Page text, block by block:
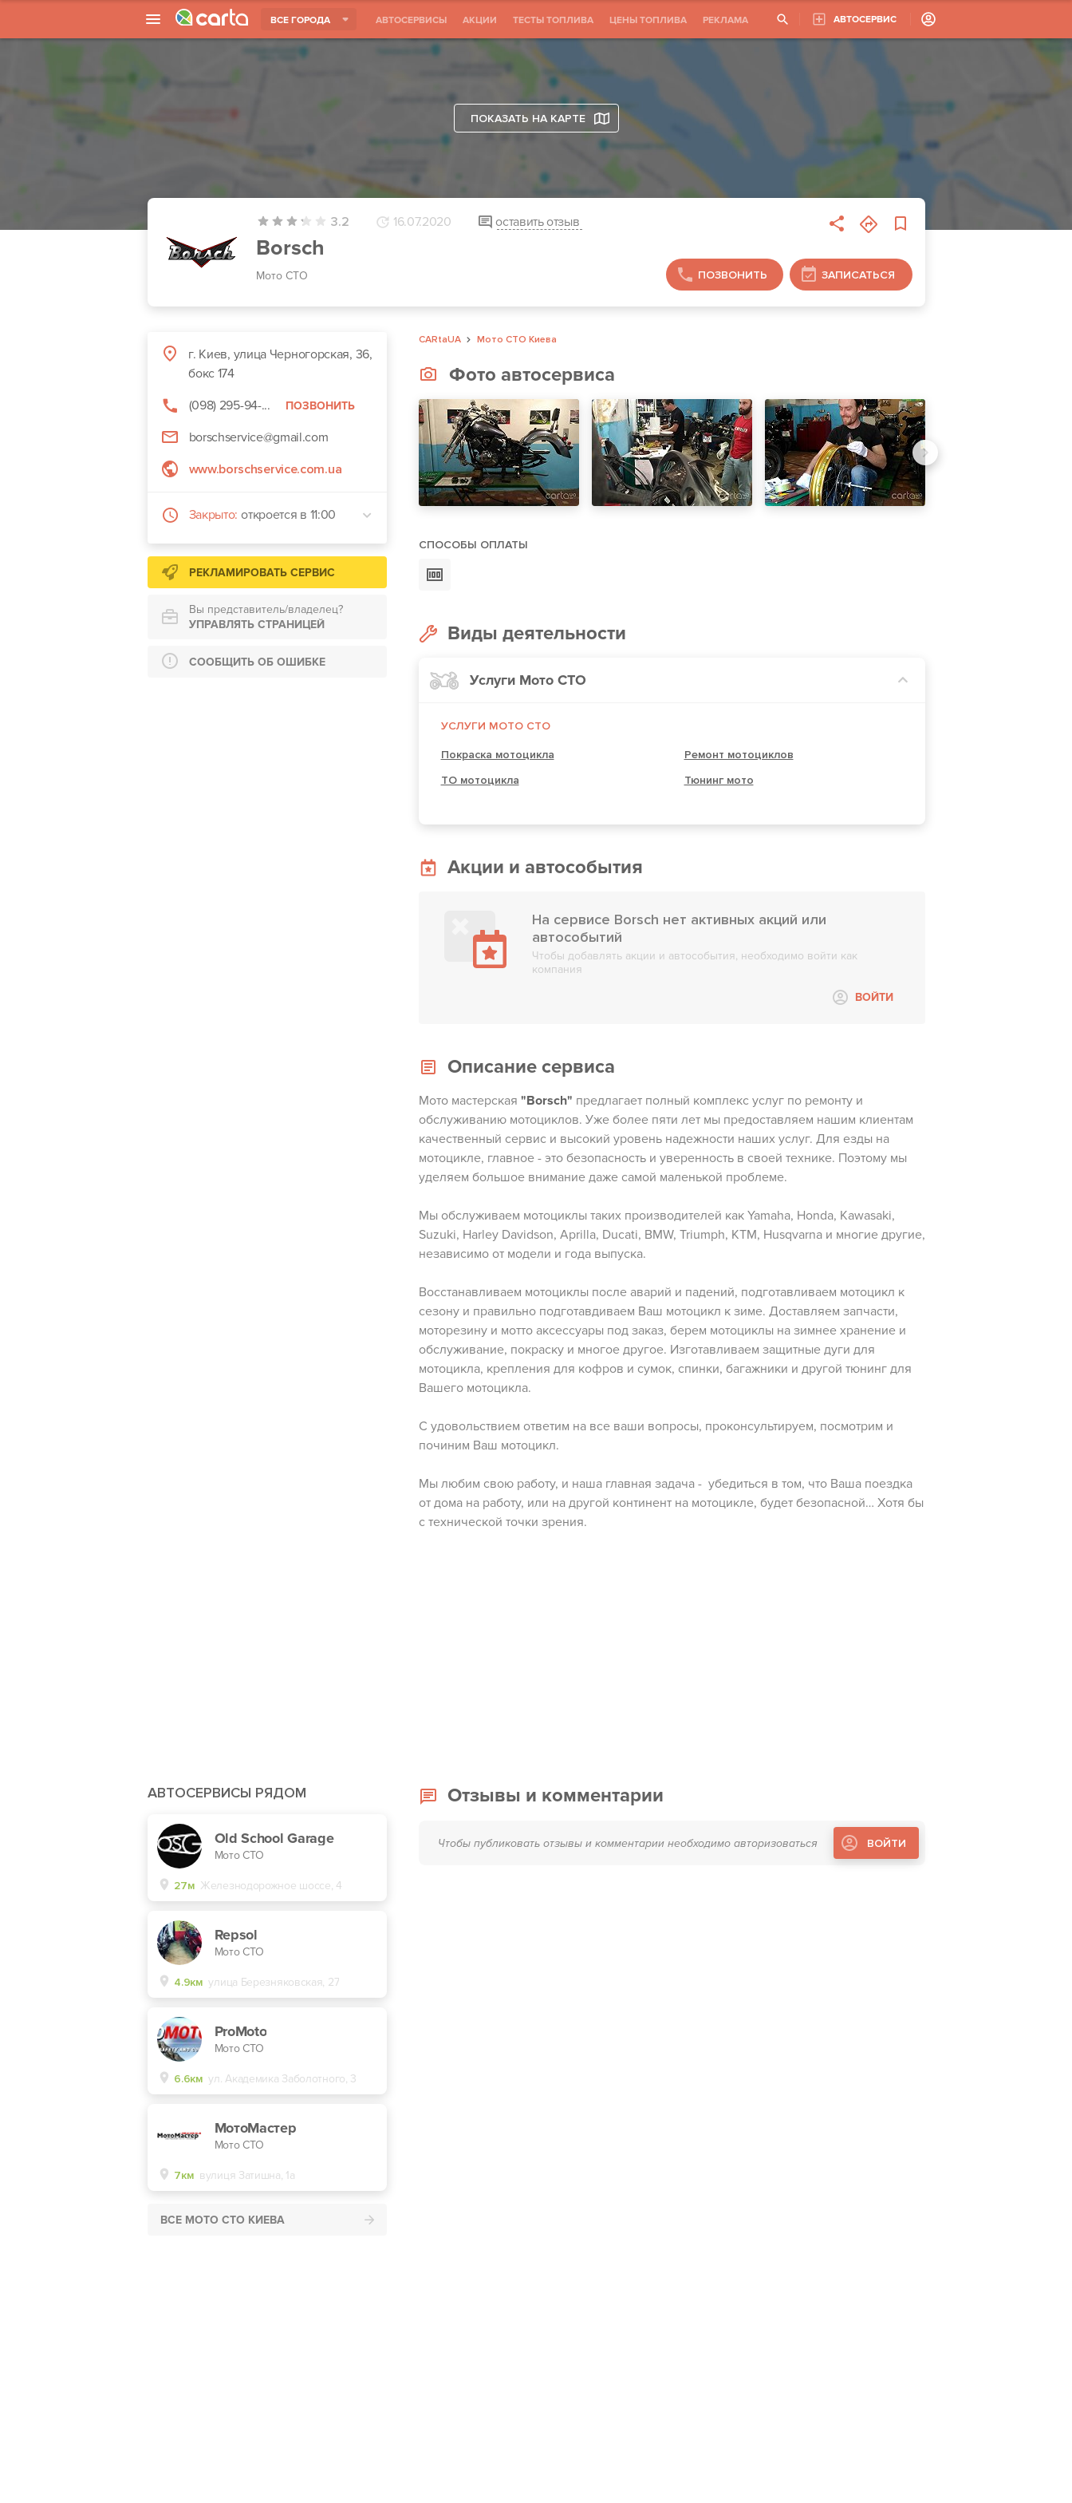
ВСЕ ГОРОДА АВТОСЕРВИСЫ АКЦИИ ТЕСТЫ ТОПЛИВА ЦЕНЫ ТОПЛИВА РЕКЛАМА АВТОСЕРВИС
ПОКАЗАТЬ НА КАРТЕ
3.2 16.07.2020 оставить отзыв
Borsch
Мото СТО ПОЗВОНИТЬ ЗАПИСАТЬСЯ
г. Киев, улица Черногорская, 36,
бокс 174
(098) 295-94-...
ПОЗВОНИТЬ
borschservice@gmail.com
www.borschservice.com.ua
Закрыто: откроется в 11:00
РЕКЛАМИРОВАТЬ СЕРВИС
Вы представитель/владелец?
УПРАВЛЯТЬ СТРАНИЦЕЙ
СООБЩИТЬ ОБ ОШИБКЕ
CARtaUA Мото СТО Киева
Фото автосервиса
СПОСОБЫ ОПЛАТЫ
Виды деятельности
Услуги Мото СТО
УСЛУГИ МОТО СТО
Покраска мотоцикла
Ремонт мотоциклов
ТО мотоцикла
Тюнинг мото
Акции и автособытия
На сервисе Borsch нет активных акций или
автособытий
Чтобы добавлять акции и автособытия, необходимо войти как
компания
ВОЙТИ
Описание сервиса
Мото мастерская "Borsch" предлагает полный комплекс услуг по ремонту и
обслуживанию мотоциклов. Уже более пяти лет мы предоставляем нашим клиентам
качественный сервис и высокий уровень надежности наших услуг. Для езды на
мотоцикле, главное - это безопасность и уверенность в своей технике. Поэтому мы
уделяем большое внимание даже самой маленькой проблеме.
Мы обслуживаем мотоциклы таких производителей как Yamaha, Honda, Kawasaki,
Suzuki, Harley Davidson, Aprilla, Ducati, BMW, Triumph, KTM, Husqvarna и многие другие,
независимо от модели и года выпуска.
Восстанавливаем мотоциклы после аварий и падений, подготавливаем мотоцикл к
сезону и правильно подготавдиваем Ваш мотоцикл к зиме. Доставляем запчасти,
моторезину и мотто аксессуары под заказ, берем мотоциклы на зимнее хранение и
обслуживание, покраску и многое другое. Изготавливаем защитные дуги для
мотоцикла, крепления для кофров и сумок, спинки, багажники и другой тюнинг для
Вашего мотоцикла.
С удовольствием ответим на все ваши вопросы, проконсультируем, посмотрим и
починим Ваш мотоцикл.
Мы любим свою работу, и наша главная задача - убедиться в том, что Ваша поездка
от дома на работу, или на другой континент на мотоцикле, будет безопасной… Хотя бы
с технической точки зрения.
АВТОСЕРВИСЫ РЯДОМ
Old School Garage
Мото СТО
27м Железнодорожное шоссе, 4
Repsol
Мото СТО
4.9км улица Березняковская, 27
ProMoto
Мото СТО
6.6км ул. Академика Заболотного, 3
МотоМастер
Мото СТО
7км вулиця Затишна, 1а
ВСЕ МОТО СТО КИЕВА
Отзывы и комментарии
Чтобы публиковать отзывы и комментарии необходимо авторизоваться ВОЙТИ